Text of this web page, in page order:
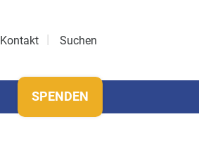
Kontakt Suchen
SPENDEN